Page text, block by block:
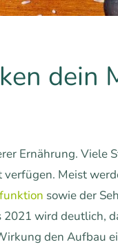
dein
Ernährung. Viele
Meist
sowie der
wird deutlich,
den Aufbau